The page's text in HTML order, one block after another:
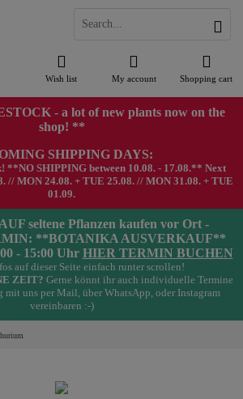
Shopping cart
Wish list My account
- a lot of new plants now on the
shop! **
SHIPPING DAYS:
**NO SHIPPING between 10.08. - 17.08.** Next
// MON 24.08. + TUE 25.08. // MON 31.08. + TUE
01.09.
seltene Pflanzen kaufen vor Ort -
**BOTANIKA AUSVERKAUF**
- 15:00 Uhr HIER TERMIN BUCHEN
auf dieser Seite einfach runter scrollen!
ZEIT? Gerne könnt ihr auch individuelle Termine
mit uns per Mail, über WhatsApp, oder Instagram
vereinbaren :-)